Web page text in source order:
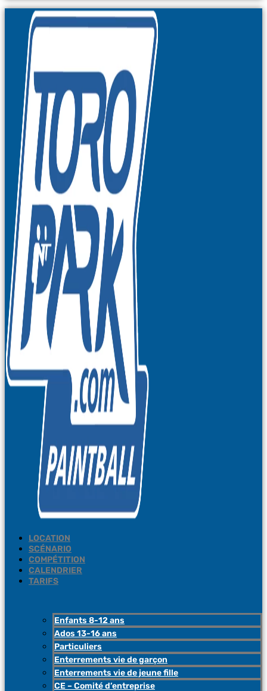
LOCATION
SCÉNARIO
COMPÉTITION
CALENDRIER
TARIFS
Enfants 8-12 ans
Ados 13-16 ans
Particuliers
Enterrements vie de garçon
Enterrements vie de jeune fille
CE – Comité d’entreprise